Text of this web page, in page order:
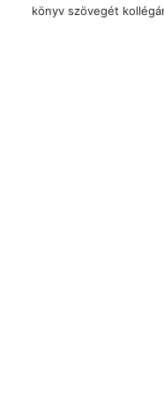
könyv szövegét